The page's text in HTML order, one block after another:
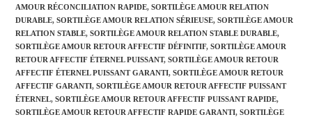
AMOUR RÉCONCILIATION RAPIDE, SORTILÈGE AMOUR RELATION
DURABLE, SORTILÈGE AMOUR RELATION SÉRIEUSE, SORTILÈGE AMOUR
RELATION STABLE, SORTILÈGE AMOUR RELATION STABLE DURABLE,
SORTILÈGE AMOUR RETOUR AFFECTIF DÉFINITIF, SORTILÈGE AMOUR
RETOUR AFFECTIF ÉTERNEL PUISSANT, SORTILÈGE AMOUR RETOUR
AFFECTIF ÉTERNEL PUISSANT GARANTI, SORTILÈGE AMOUR RETOUR
AFFECTIF GARANTI, SORTILÈGE AMOUR RETOUR AFFECTIF PUISSANT
ÉTERNEL, SORTILÈGE AMOUR RETOUR AFFECTIF PUISSANT RAPIDE,
SORTILÈGE AMOUR RETOUR AFFECTIF RAPIDE GARANTI, SORTILÈGE